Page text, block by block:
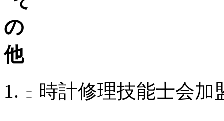
時計修理技能士会加